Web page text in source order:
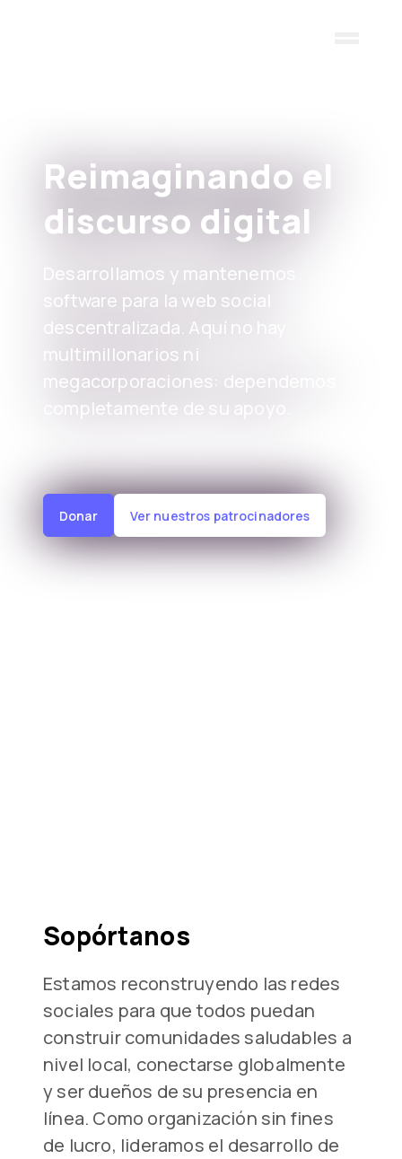
Reimaginando el
discurso digital
Desarrollamos y mantenemos
software para la web social
descentralizada. Aquí no hay
multimillonarios ni
megacorporaciones: dependemos
completamente de su apoyo.
Donar Ver nuestros patrocinadores
Sopórtanos
Estamos reconstruyendo las redes
sociales para que todos puedan
construir comunidades saludables a
nivel local, conectarse globalmente
y ser dueños de su presencia en
línea. Como organización sin fines
de lucro, lideramos el desarrollo de